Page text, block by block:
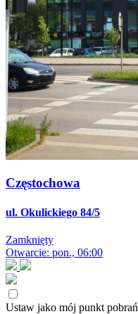
Częstochowa
ul. Okulickiego 84/5
Zamknięty
Otwarcie: pon., 06:00
Ustaw jako mój punkt pobrań